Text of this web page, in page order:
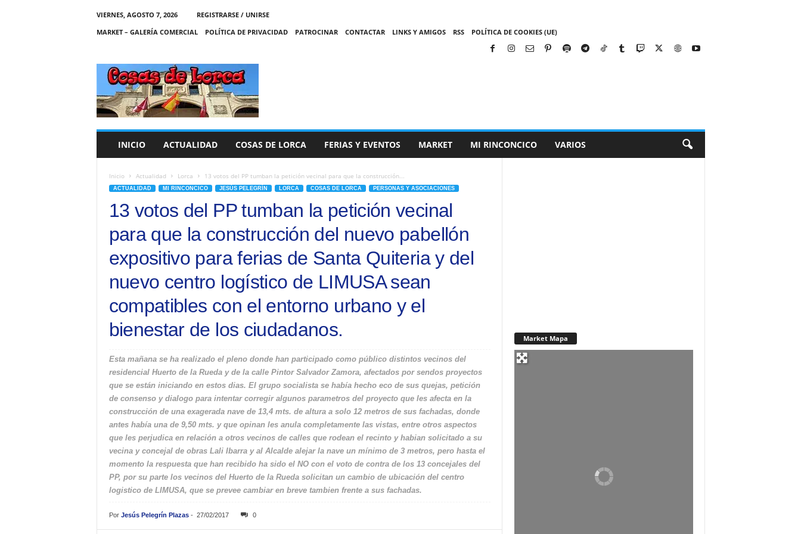
VIERNES, AGOSTO 7, 2026
REGISTRARSE / UNIRSE
MARKET – GALERÍA COMERCIAL
POLÍTICA DE PRIVACIDAD PATROCINAR CONTACTAR LINKS Y AMIGOS RSS POLÍTICA DE COOKIES (UE)
C
A
S
INICIO ACTUALIDAD COSAS DE LORCA FERIAS Y EVENTOS MARKET MI RINCONCICO VARIOS
Inicio Actualidad Lorca 13 votos del PP tumban la petición vecinal para que la construcción...
ACTUALIDAD MI RINCONCICO JESÚS PELEGRÍN LORCA COSAS DE LORCA PERSONAS Y ASOCIACIONES
13 votos del PP tumban la petición vecinal
para que la construcción del nuevo pabellón
expositivo para ferias de Santa Quiteria y del
nuevo centro logístico de LIMUSA sean
compatibles con el entorno urbano y el
bienestar de los ciudadanos.
Esta mañana se ha realizado el pleno donde han participado como público distintos vecinos del
residencial Huerto de la Rueda y de la calle Pintor Salvador Zamora, afectados por sendos proyectos
que se están iniciando en estos dias. El grupo socialista se había hecho eco de sus quejas, petición
de consenso y dialogo para intentar corregir algunos parametros del proyecto que les afecta en la
construcción de una exagerada nave de 13,4 mts. de altura a solo 12 metros de sus fachadas, donde
antes había una de 9,50 mts. y que opinan les anula completamente las vistas, entre otros aspectos
que les perjudica en relación a otros vecinos de calles que rodean el recinto y habian solicitado a su
vecina y concejal de obras Lali Ibarra y al Alcalde alejar la nave un mínimo de 3 metros, pero hasta el
momento la respuesta que han recibido ha sido el NO con el voto de contra de los 13 concejales del
PP, por su parte los vecinos del Huerto de la Rueda solicitan un cambio de ubicación del centro
logistico de LIMUSA, que se prevee cambiar en breve tambien frente a sus fachadas.
Por Jesús Pelegrín Plazas- 27/02/2017 0
Market Mapa